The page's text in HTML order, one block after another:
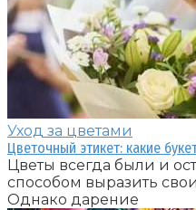
Уход за цветами
Цветочный этикет: какие
Цветы всегда были и
способом выразить
Однако дарение